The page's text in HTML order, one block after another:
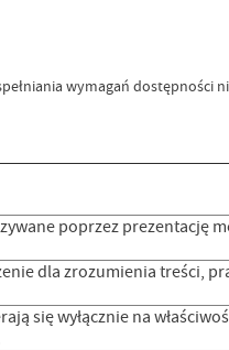
wymagań
poprzez prezentację
dla zrozumienia treści,
się wyłącznie na